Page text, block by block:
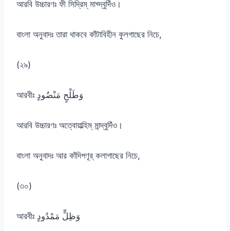
আরবি উচ্চারণঃ ফী সিদ্রিম্ মাখ্দ্বুদিঁও।
বাংলা অনুবাদঃ তারা থাকবে কাঁটাবিহীন কুলগাছের নিচে,
(২৯)
আরবীঃ وَطَلْحٍ مَنْضُودٍ
আরবি উচ্চারণঃ অত্বোয়াল্হিম্ মান্দ্বুদিঁও।
বাংলা অনুবাদঃ আর কাঁদিপণূর্ কলাগাছের নিচে,
(৩০)
আরবীঃ وَظِلٍّ مَمْدُودٍ